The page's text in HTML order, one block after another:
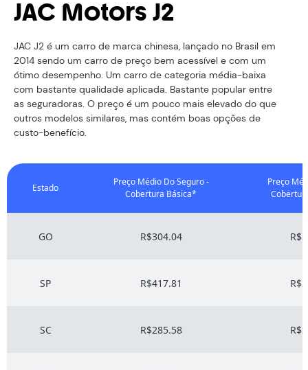
JAC Motors J2
JAC J2 é um carro de marca chinesa, lançado no Brasil em
2014 sendo um carro de preço bem acessível e com um
ótimo desempenho. Um carro de categoria média-baixa
com bastante qualidade aplicada. Bastante popular entre
as seguradoras. O preço é um pouco mais elevado do que
outros modelos similares, mas contém boas opções de
custo-benefício.
Estado
Preço Médio Do Seguro -
Cobertura Básica*
Preço
GO R$304.04
SP R$417.81
SC R$285.58